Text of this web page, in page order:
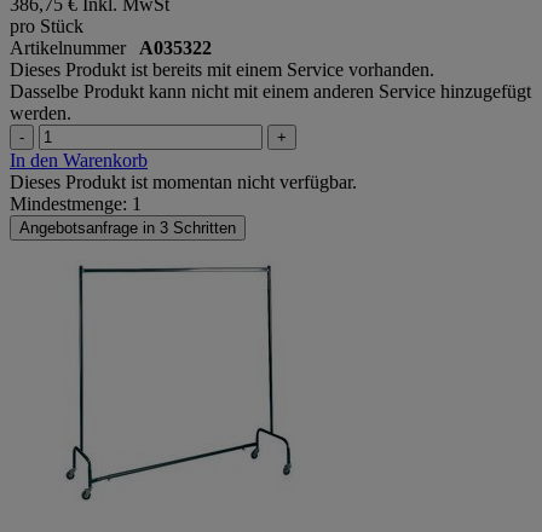
pro Stück
Artikelnummer A035322
Dieses Produkt ist bereits mit einem Service vorhanden.
Dasselbe Produkt kann nicht mit einem anderen Service hinzugefügt
werden.
- +
In den Warenkorb
Dieses Produkt ist momentan nicht verfügbar.
Mindestmenge: 1
Angebotsanfrage in 3 Schritten